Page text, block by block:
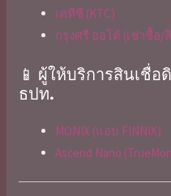
เคทีซี (KTC)
กรุงศรี ออโต้ (เช่าซื้อ/
📱 ผู้ให้บริการสินเชื่
ธปท.
MONIX (แอป FINNIX)
Ascend Nano